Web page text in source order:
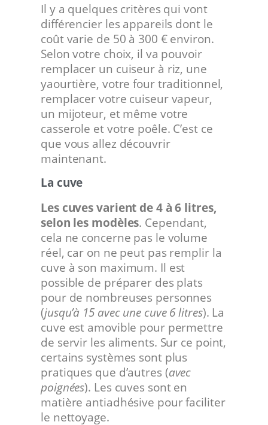
Il y a quelques critères qui vont
différencier les appareils dont le
coût varie de 50 à 300 € environ.
Selon votre choix, il va pouvoir
remplacer un cuiseur à riz, une
yaourtière, votre four traditionnel,
remplacer votre cuiseur vapeur,
un mijoteur, et même votre
casserole et votre poêle. C’est ce
que vous allez découvrir
maintenant.
La cuve
Les cuves varient de 4 à 6 litres,
selon les modèles. Cependant,
cela ne concerne pas le volume
réel, car on ne peut pas remplir la
cuve à son maximum. Il est
possible de préparer des plats
pour de nombreuses personnes
(jusqu’à 15 avec une cuve 6 litres). La
cuve est amovible pour permettre
de servir les aliments. Sur ce point,
certains systèmes sont plus
pratiques que d’autres (avec
poignées). Les cuves sont en
matière antiadhésive pour faciliter
le nettoyage.